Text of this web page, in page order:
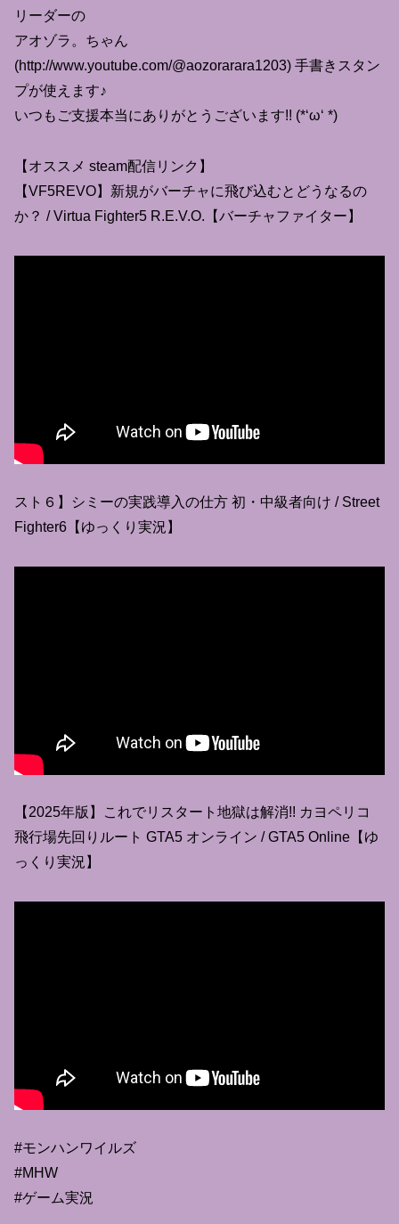
リーダーの
アオゾラ。ちゃん
(http://www.youtube.com/@aozorarara1203) 手書きスタン
プが使えます♪
いつもご支援本当にありがとうございます!! (*‘ω‘ *)
【オススメ steam配信リンク】
【VF5REVO】新規がバーチャに飛び込むとどうなるの
か？ / Virtua Fighter5 R.E.V.O.【バーチャファイター】
スト６】シミーの実践導入の仕方 初・中級者向け / Street
Fighter6【ゆっくり実況】
【2025年版】これでリスタート地獄は解消!! カヨペリコ
飛行場先回りルート GTA5 オンライン / GTA5 Online【ゆ
っくり実況】
#モンハンワイルズ
#MHW
#ゲーム実況